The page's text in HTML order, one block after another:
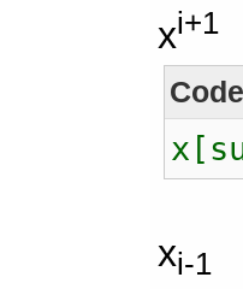
xi+1
xi-1